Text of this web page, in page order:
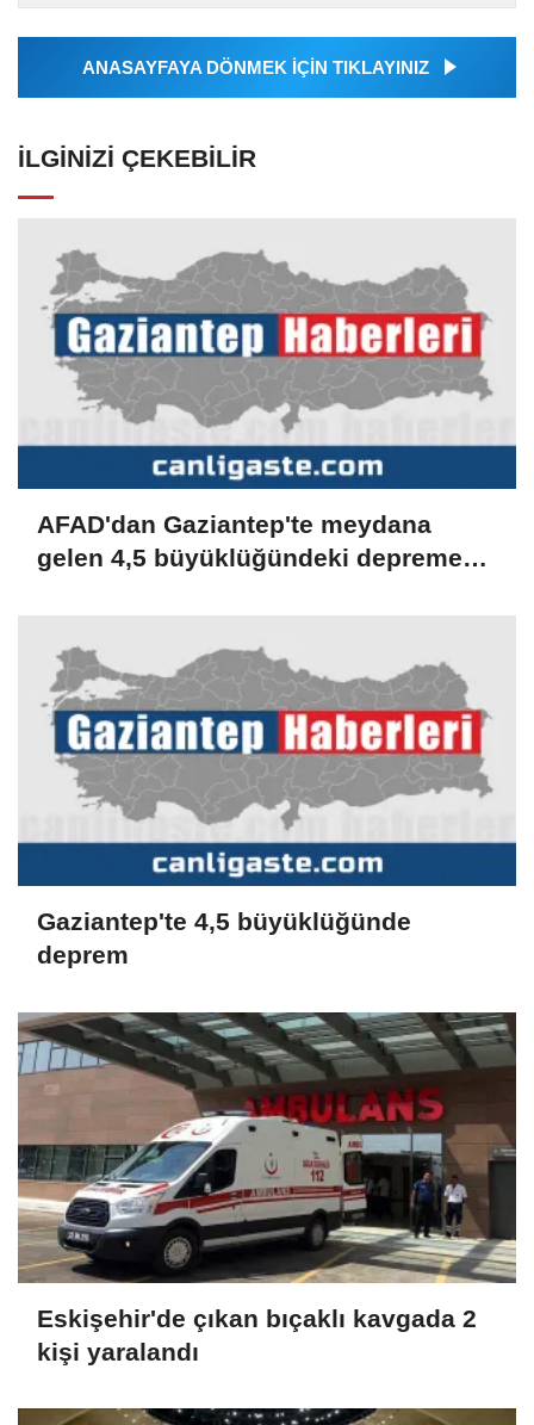
tarafından geçilen tüm...
ANASAYFAYA DÖNMEK İÇİN TIKLAYINIZ
İLGINIZI ÇEKEBILIR
AFAD'dan Gaziantep'te meydana
gelen 4,5 büyüklüğündeki depreme
Gaziantep'te 4,5 büyüklüğünde
deprem
Eskişehir'de çıkan bıçaklı kavgada 2
kişi yaralandı